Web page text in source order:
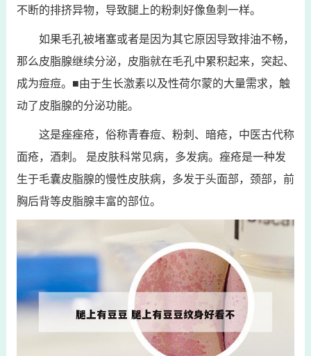
不断的排挤异物，导致腿上的粉刺好像鱼刺一样。
如果毛孔被堵塞或者是因为其它原因导致排油不畅，
那么皮脂腺继续分泌，皮脂就在毛孔中累积起来，突起、
成为痘痘。■由于生长激素以及性荷尔蒙的大量需求，触
动了皮脂腺的分泌功能。
这是痤痤疮，俗称青春痘、粉刺、暗疮，中医古代称
面疮，酒刺。 是皮肤科常见病，多发病。痤疮是一种发
生于毛囊皮脂腺的慢性皮肤病，多发于头面部，颈部，前
胸后背等皮脂腺丰富的部位。